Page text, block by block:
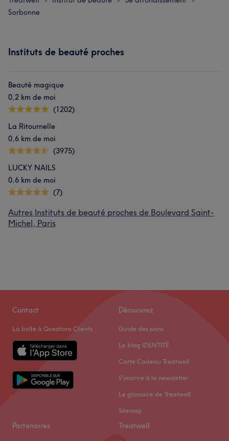
Sorbonne
Instituts de beauté proches
Beauté magique
0,2 km de moi
(1202)
La Ritournelle
0,6 km de moi
(3975)
LUCKY NAILS
0,6 km de moi
(7)
Autres Instituts de beauté proches de Boulevard Saint-
Michel, Paris
Contact
La boîte à Questions Clients
Découvrez
Guide des soins
Le blog IDENTITÉ
Carte Cadeau Treatwell
S'inscrire à la newsletter
Le glossaire de Treatwell
Sitemap
Partenaires Treatwell